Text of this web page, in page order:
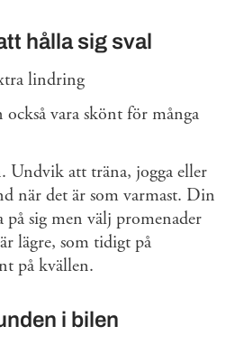
hålla sig sval
lindring
också vara skönt för många
Undvik att träna, jogga eller
när det är som varmast. Din
sig men välj promenader
lägre, som tidigt på
på kvällen.
i bilen